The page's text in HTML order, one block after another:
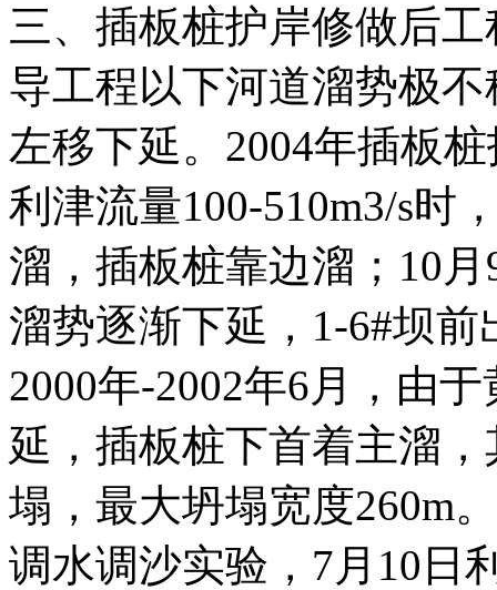
三、插板桩护岸修做后
导工程以下河道溜势极
左移下延。2004年插板
利津流量100-510m3/s时
溜，插板桩靠边溜；10
溜势逐渐下延，1-6#坝
2000年-2002年6月，由
延，插板桩下首着主溜
塌，最大坍塌宽度260m
调水调沙实验，7月10日